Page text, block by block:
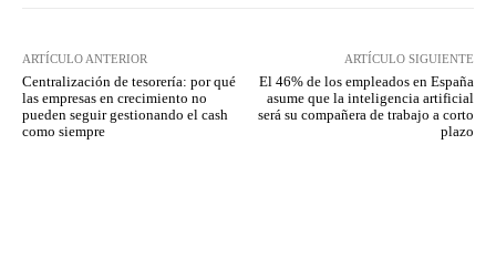
ARTÍCULO ANTERIOR
Centralización de tesorería: por qué
las empresas en crecimiento no
pueden seguir gestionando el cash
como siempre
ARTÍCULO SIGUIENTE
El 46% de los empleados en España
asume que la inteligencia artificial
será su compañera de trabajo a corto
plazo